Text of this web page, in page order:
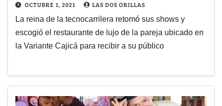
OCTUBRE 1, 2021 LAS DOS ORILLAS
La reina de la tecnocarrilera retomó sus shows y
escogió el restaurante de lujo de la pareja ubicado en
la Variante Cajicá para recibir a su público